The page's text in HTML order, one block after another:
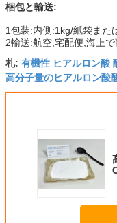
梱包と輸送:
1包装:内側:1kg/紙袋また
2輸送:航空,宅配便,海上
札: 有機性 ヒアルロン酸
高分子量のヒアルロン酸